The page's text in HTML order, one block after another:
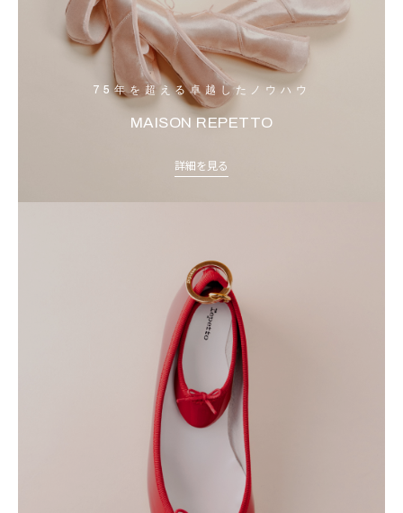
75年を超える卓越したノウハウ
MAISON REPETTO
詳細を見る